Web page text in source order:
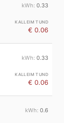
0.33
€ 0.06
0.33
€ 0.06
0.6